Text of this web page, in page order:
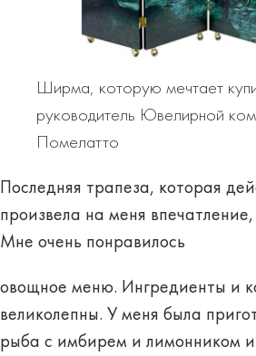
Ширма, которую мечтает
руководитель Ювелирной
Помелатто
Последняя трапеза, которая
произвела на меня
Мне очень понравилось
овощное меню. Ингредиенты и
великолепны. У меня была
рыба с имбирем и лимонником